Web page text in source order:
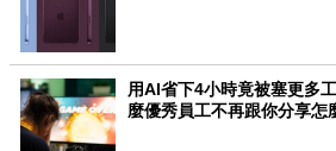
用AI省下4小時竟被塞更多
麼優秀員工不再跟你分享怎